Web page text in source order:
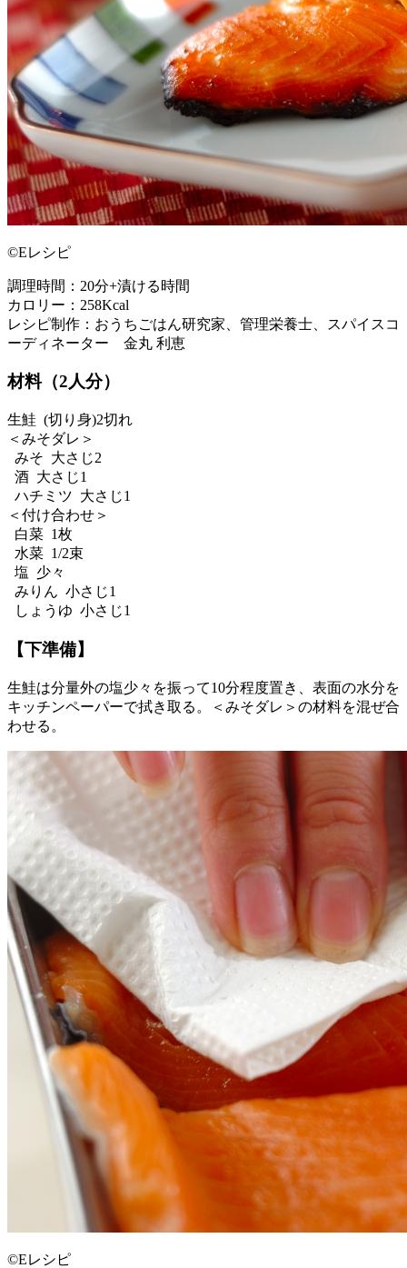
©Eレシピ
調理時間：20分+漬ける時間
カロリー：258Kcal
レシピ制作：おうちごはん研究家、管理栄養士、スパイスコ
ーディネーター 金丸 利恵
材料（2人分）
生鮭 (切り身)2切れ
＜みそダレ＞
みそ 大さじ2
酒 大さじ1
ハチミツ 大さじ1
＜付け合わせ＞
白菜 1枚
水菜 1/2束
塩 少々
みりん 小さじ1
しょうゆ 小さじ1
【下準備】
生鮭は分量外の塩少々を振って10分程度置き、表面の水分を
キッチンペーパーで拭き取る。＜みそダレ＞の材料を混ぜ合
わせる。
©Eレシピ